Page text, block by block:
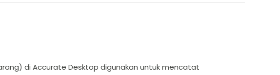
di Accurate Desktop digunakan untuk mencatat